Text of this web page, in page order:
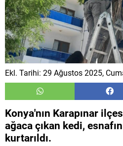
Ekl. Tarihi: 29 Ağustos 2025,
Konya'nın Karapınar
ağaca çıkan kedi,
kurtarıldı.